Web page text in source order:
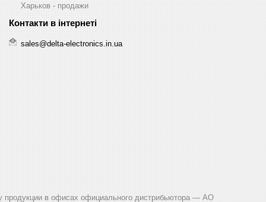
Харьков - продажи
sales@delta-electronics.in.ua
продукции в офисах официального дистрибьютора ― АО